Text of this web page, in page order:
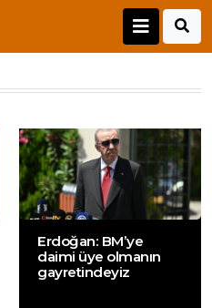
Erdoğan: BM’ye
daimi üye olmanın
gayretindeyiz